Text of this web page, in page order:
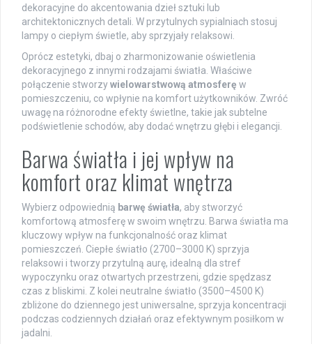
dekoracyjne do akcentowania dzieł sztuki lub
architektonicznych detali. W przytulnych sypialniach stosuj
lampy o ciepłym świetle, aby sprzyjały relaksowi.
Oprócz estetyki, dbaj o zharmonizowanie oświetlenia
dekoracyjnego z innymi rodzajami światła. Właściwe
połączenie stworzywielowarstwową atmosferę w
pomieszczeniu, co wpłynie na komfort użytkowników. Zwróć
uwagę na różnorodne efekty świetlne, takie jak subtelne
podświetlenie schodów, aby dodać wnętrzu głębi i elegancji.
Barwa światła i jej wpływ na
komfort oraz klimat wnętrza
Wybierz odpowiednią barwę światła, aby stworzyć
komfortową atmosferę w swoim wnętrzu. Barwa światła ma
kluczowy wpływ na funkcjonalność oraz klimat
pomieszczeń. Ciepłe światło (2700–3000 K) sprzyja
relaksowi i tworzy przytulną aurę, idealną dla stref
wypoczynku oraz otwartych przestrzeni, gdzie spędzasz
czas z bliskimi. Z kolei neutralne światło (3500–4500 K)
zbliżone do dziennego jest uniwersalne, sprzyja koncentracji
podczas codziennych działań oraz efektywnym posiłkom w
jadalni.